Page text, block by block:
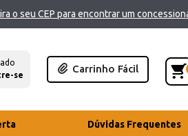
o seu CEP para encontrar um
se
Carrinho Fácil
Dúvidas Frequentes